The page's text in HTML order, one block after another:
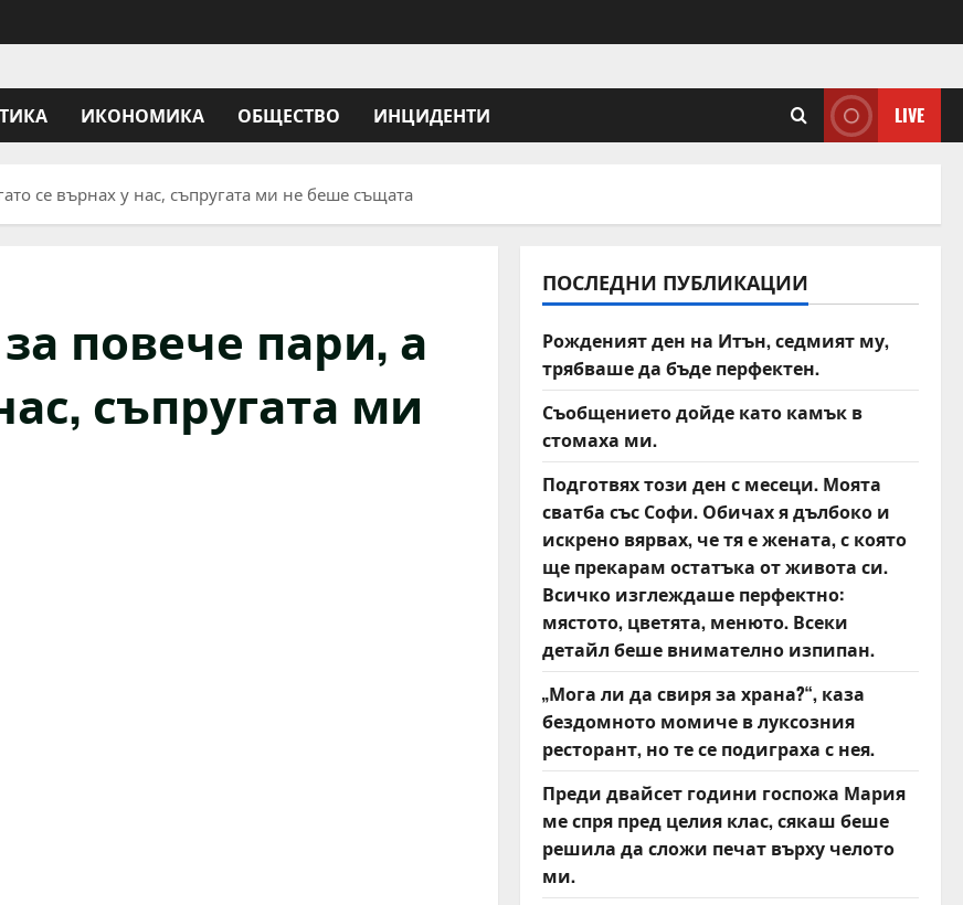
ИКОНОМИКА ОБЩЕСТВО ИНЦИДЕНТИ LIVE
се върнах у нас, съпругата ми не беше същата
повече пари, а
съпругата ми
ПОСЛЕДНИ ПУБЛИКАЦИИ
Рожденият ден на Итън, седмият му,
трябваше да бъде перфектен.
Съобщението дойде като камък в
стомаха ми.
Подготвях този ден с месеци. Моята
сватба със Софи. Обичах я дълбоко и
искрено вярвах, че тя е жената, с която
ще прекарам остатъка от живота си.
Всичко изглеждаше перфектно:
мястото, цветята, менюто. Всеки
детайл беше внимателно изпипан.
„Мога ли да свиря за храна?“, каза
бездомното момиче в луксозния
ресторант, но те се подиграха с нея.
Преди двайсет години госпожа Мария
ме спря пред целия клас, сякаш беше
решила да сложи печат върху челото
ми.